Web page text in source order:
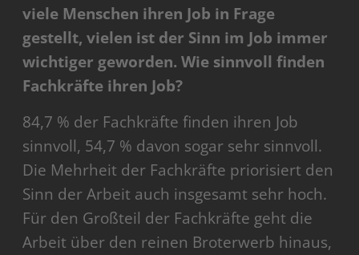
viele Menschen ihren Job in Frage
gestellt, vielen ist der Sinn im Job immer
wichtiger geworden. Wie sinnvoll finden
Fachkräfte ihren Job?
84,7 % der Fachkräfte finden ihren Job
sinnvoll, 54,7 % davon sogar sehr sinnvoll.
Die Mehrheit der Fachkräfte priorisiert den
Sinn der Arbeit auch insgesamt sehr hoch.
Für den Großteil der Fachkräfte geht die
Arbeit über den reinen Broterwerb hinaus,